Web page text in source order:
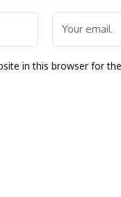
in this browser for